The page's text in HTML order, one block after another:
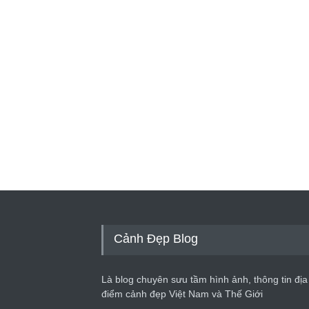
Cảnh Đẹp Blog
Là blog chuyên sưu tầm hình ảnh, thông tin địa
điểm cảnh đẹp Việt Nam và Thế Giới